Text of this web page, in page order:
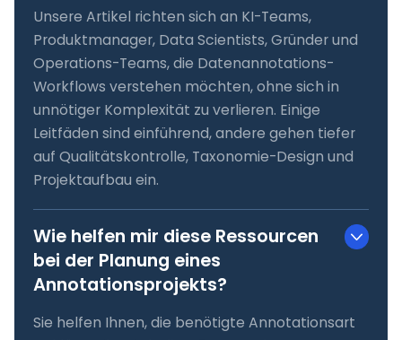
Unsere Artikel richten sich an KI-Teams,
Produktmanager, Data Scientists, Gründer und
Operations-Teams, die Datenannotations-
Workflows verstehen möchten, ohne sich in
unnötiger Komplexität zu verlieren. Einige
Leitfäden sind einführend, andere gehen tiefer
auf Qualitätskontrolle, Taxonomie-Design und
Projektaufbau ein.
Wie helfen mir diese Ressourcen
bei der Planung eines
Annotationsprojekts?
Sie helfen Ihnen, die benötigte Annotationsart